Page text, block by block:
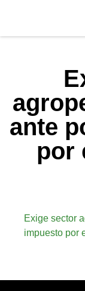
ante
por
Exige sector
impuesto por